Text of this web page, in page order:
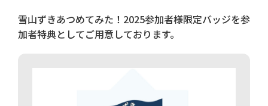
雪山ずきあつめてみた！2025参加者様限定バッジを参
加者特典としてご用意しております。